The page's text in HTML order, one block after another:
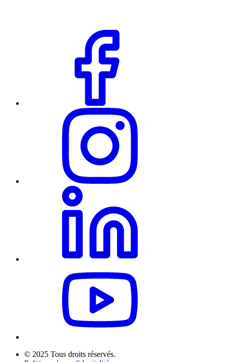
© 2025 Tous droits réservés.